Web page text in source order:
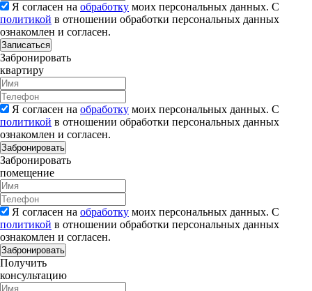
Я согласен на обработку моих персональных данных. С
политикой в отношении обработки персональных данных
ознакомлен и согласен.
Записаться
Забронировать
квартиру
Я согласен на обработку моих персональных данных. С
политикой в отношении обработки персональных данных
ознакомлен и согласен.
Забронировать
Забронировать
помещение
Я согласен на обработку моих персональных данных. С
политикой в отношении обработки персональных данных
ознакомлен и согласен.
Забронировать
Получить
консультацию